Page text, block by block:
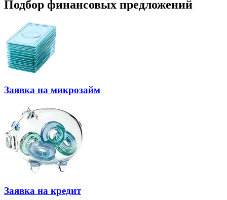
Подбор финансовых предложений
Заявка на микрозайм
Заявка на кредит